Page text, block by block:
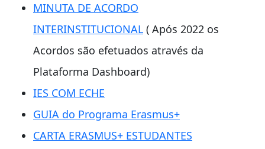
MINUTA DE ACORDO
INTERINSTITUCIONAL ( Após 2022 os
Acordos são efetuados através da
Plataforma Dashboard)
IES COM ECHE
GUIA do Programa Erasmus+
CARTA ERASMUS+ ESTUDANTES